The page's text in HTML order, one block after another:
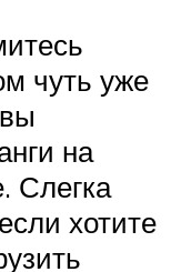
чуть уже
на
Слегка
хотите